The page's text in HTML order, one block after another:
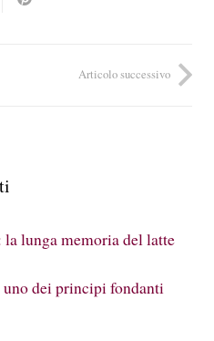
Articolo successivo
lunga memoria del latte
uno dei principi fondanti